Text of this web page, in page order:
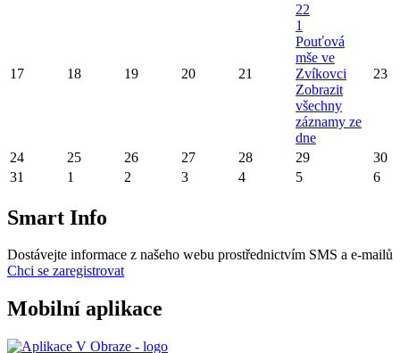
17 18 19 20 21
22
1
Pouťová
mše ve
Zvíkovci
Zobrazit
všechny
záznamy ze
dne
23
24 25 26 27 28 29
30
31
1 2 3 4 5 6
Smart Info
Dostávejte informace z našeho webu prostřednictvím SMS a e-mailů
Chci se zaregistrovat
Mobilní aplikace